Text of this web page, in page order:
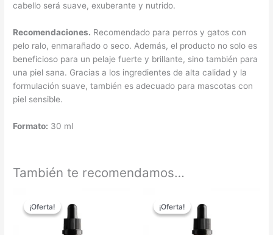
cabello será suave, exuberante y nutrido.
Recomendaciones. Recomendado para perros y gatos con
pelo ralo, enmarañado o seco. Además, el producto no solo es
beneficioso para un pelaje fuerte y brillante, sino también para
una piel sana. Gracias a los ingredientes de alta calidad y la
formulación suave, también es adecuado para mascotas con
piel sensible.
Formato: 30 ml
También te recomendamos…
¡Oferta!
¡Oferta!
precio
original
28,95 €.
precio
es:
23,74 €.
¡Oferta!
¡Oferta!
precio
original
34,95 €.
precio
es:
28,66 €.